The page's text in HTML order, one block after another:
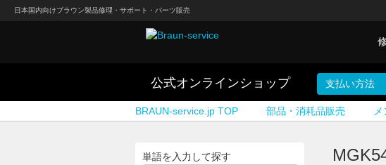
日本国内向けブラウン製品修理・サポート・パーツ販売
公式オンラインショップ 支払い方法
BRAUN-service.jp TOP 部品・消耗品販売
単語を入力して探す